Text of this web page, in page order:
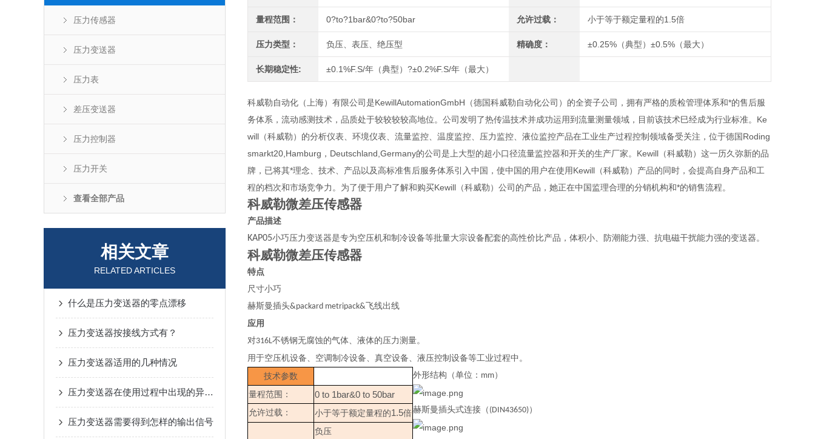
压力传感器
压力变送器
压力表
差压变送器
压力控制器
压力开关
查看全部产品
相关文章
RELATED ARTICLES
什么是压力变送器的零点漂移
压力变送器按接线方式有？
压力变送器适用的几种情况
压力变送器在使用过程中出现的异常怎么解决
压力变送器需要得到怎样的输出信号
量程范围： 0?to?1bar&0?to?50bar 允许过载： 小于等于额定量程的1.5倍
压力类型： 负压、表压、绝压型 精确度： ±0.25%（典型）±0.5%（最大）
长期稳定性: ±0.1%F.S/年（典型）?±0.2%F.S/年（最大）
科威勒自动化（上海）有限公司是KewillAutomationGmbH（德国科威勒自动化公司）的全资子公司，拥有严格的质检管理体系和*的售后服
务体系，流动感测技术，品质处于较较较较高地位。公司发明了热传温技术并成功运用到流量测量领域，目前该技术巳经成为行业标准。Ke
will（科威勒）的分析仪表、环境仪表、流量监控、温度监控、压力监控、液位监控产品在工业生产过程控制领域备受关注，位于德国Roding
smarkt20,Hamburg，Deutschland,Germany的公司是上大型的超小口径流量监控器和开关的生产厂家。Kewill（科威勒）这一历久弥新的品
牌，已将其*理念、技术、产品以及高标准售后服务体系引入中国，使中国的用户在使用Kewill（科威勒）产品的同时，会提高自身产品和工
程的档次和市场竞争力。为了便于用户了解和购买Kewill（科威勒）公司的产品，她正在中国监理合理的分销机构和*的销售流程。
科威勒微差压传感器
产品描述
KAP05小巧压力变送器是专为空压机和制冷设备等批量大宗设备配套的高性价比产品，体积小、防潮能力强、抗电磁干扰能力强的变送器。
科威勒微差压传感器
特点
尺寸小巧
赫斯曼插头&packard metripack& 飞线出线
应用
对316L不锈钢无腐蚀的气体、液体的压力测量。
用于空压机设备、空调制冷设备、真空设备、液压控制设备等工业过程中。
技术参数
量程范围：
0 to 1bar&0 to 50bar
允许过载： 小于等于额定量程的1.5倍
负压
外形结构（单位： mm）
赫斯曼插头式连接（ (DIN43650)）